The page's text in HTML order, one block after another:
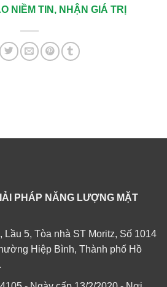
NIỀM TIN, NHẬN GIÁ TRỊ
PHÁP NĂNG LƯỢNG MẶT
5, Tòa nhà ST Moritz, Số 1014
Hiệp Bình, Thành phố Hồ